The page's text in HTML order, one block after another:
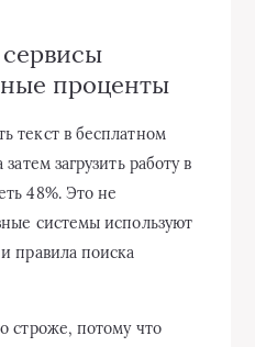
проценты
текст в бесплатном
загрузить работу в
48%. Это не
системы используют
правила поиска
строже, потому что